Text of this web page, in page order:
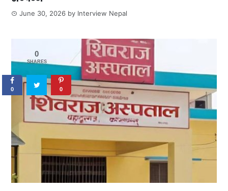
June 30, 2026 by Interview Nepal
0
SHARES
0 0